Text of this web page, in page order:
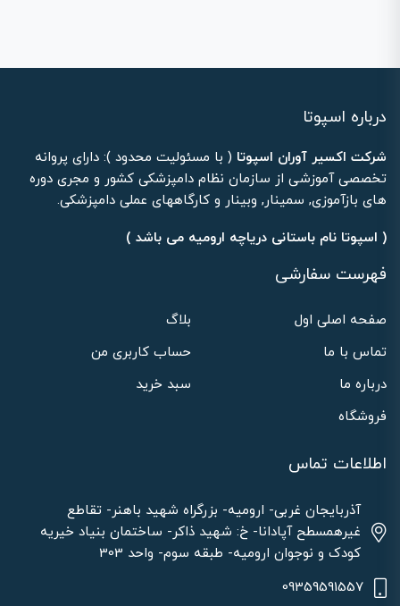
درباره اسپوتا
شرکت اکسیر آوران اسپوتا ( با مسئولیت محدود ): دارای پروانه
تخصصی آموزشی از سازمان نظام دامپزشکی کشور و مجری دوره
های بازآموزی, سمینار, وبینار و کارگاههای عملی دامپزشکی.
( اسپوتا نام باستانی دریاچه ارومیه می باشد )
فهرست سفارشی
صفحه اصلی اول
بلاگ
تماس با ما
حساب کاربری من
درباره ما
سبد خرید
فروشگاه
اطلاعات تماس
آذربایجان غربی- ارومیه- بزرگراه شهید باهنر- تقاطع
غیرهمسطح آپادانا- خ: شهید ذاکر- ساختمان بنیاد خیریه
کودک و نوجوان ارومیه- طبقه سوم- واحد 303
09359591557